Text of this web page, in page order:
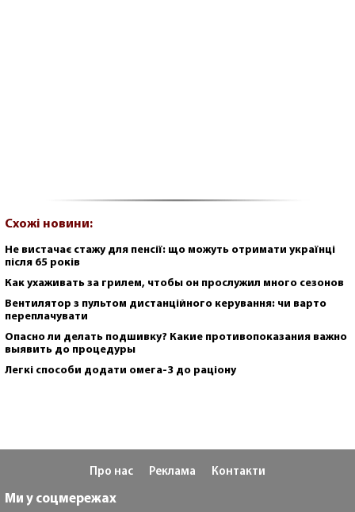
Схожі новини:
Не вистачає стажу для пенсії: що можуть отримати українці
після 65 років
Как ухаживать за грилем, чтобы он прослужил много сезонов
Вентилятор з пультом дистанційного керування: чи варто
переплачувати
Опасно ли делать подшивку? Какие противопоказания важно
выявить до процедуры
Легкі способи додати омега-3 до раціону
Про нас Реклама Контакти
Ми у соцмережах